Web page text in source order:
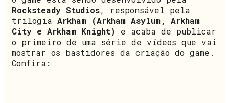
Rocksteady Studios, responsável pela
trilogia Arkham (Arkham Asylum, Arkham
City e Arkham Knight) e acaba de publicar
o primeiro de uma série de vídeos que vai
mostrar os bastidores da criação do game.
Confira: